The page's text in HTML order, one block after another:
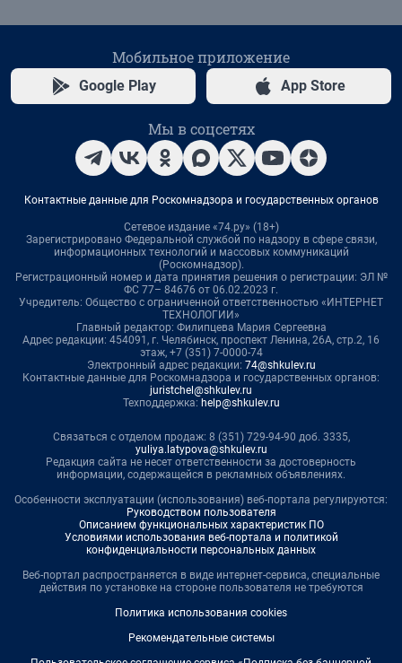
Мобильное приложение
Google Play App Store
Мы в соцсетях
Контактные данные для Роскомнадзора и государственных органов
Сетевое издание «74.ру» (18+)
Зарегистрировано Федеральной службой по надзору в сфере связи,
информационных технологий и массовых коммуникаций
(Роскомнадзор).
Регистрационный номер и дата принятия решения о регистрации: ЭЛ №
ФС 77– 84676 от 06.02.2023 г.
Учредитель: Общество с ограниченной ответственностью «ИНТЕРНЕТ
ТЕХНОЛОГИИ»
Главный редактор: Филипцева Мария Сергеевна
Адрес редакции: 454091, г. Челябинск, проспект Ленина, 26А, стр.2, 16
этаж, +7 (351) 7-0000-74
Электронный адрес редакции: 74@shkulev.ru
Контактные данные для Роскомнадзора и государственных органов:
juristchel@shkulev.ru
Техподдержка: help@shkulev.ru
Связаться с отделом продаж: 8 (351) 729-94-90 доб. 3335,
yuliya.latypova@shkulev.ru
Редакция сайта не несет ответственности за достоверность
информации, содержащейся в рекламных объявлениях.
Особенности эксплуатации (использования) веб-портала регулируются:
Руководством пользователя
Описанием функциональных характеристик ПО
Условиями использования веб-портала и политикой
конфиденциальности персональных данных
Веб-портал распространяется в виде интернет-сервиса, специальные
действия по установке на стороне пользователя не требуются
Политика использования cookies
Рекомендательные системы